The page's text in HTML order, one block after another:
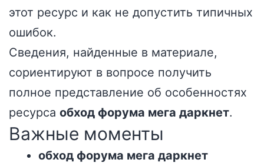
этот ресурс и как не допустить типичных
ошибок.
Сведения, найденные в материале,
сориентируют в вопросе получить
полное представление об особенностях
ресурса обход форума мега даркнет.
Важные моменты
обход форума мега даркнет